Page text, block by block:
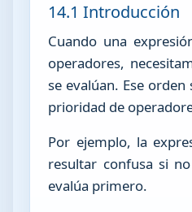
14.1 Introducción
Cuando una
operadores,
se evalúan. Ese orden
prioridad de
Por ejemplo, la
resultar confusa si
evalúa primero.